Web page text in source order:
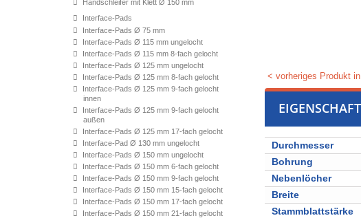
Handschleifer mit Klett Ø 150 mm
Interface-Pads
Interface-Pads Ø 75 mm
Interface-Pads Ø 115 mm ungelocht
Interface-Pads Ø 115 mm 8-fach gelocht
Interface-Pads Ø 125 mm ungelocht
Interface-Pads Ø 125 mm 8-fach gelocht
Interface-Pads Ø 125 mm 9-fach gelocht
innen
Interface-Pads Ø 125 mm 9-fach gelocht
außen
Interface-Pads Ø 125 mm 17-fach gelocht
Interface-Pad Ø 130 mm ungelocht
Interface-Pads Ø 150 mm ungelocht
Interface-Pads Ø 150 mm 6-fach gelocht
Interface-Pads Ø 150 mm 9-fach gelocht
Interface-Pads Ø 150 mm 15-fach gelocht
Interface-Pads Ø 150 mm 17-fach gelocht
Interface-Pads Ø 150 mm 21-fach gelocht
< vorheriges Produkt
Durchmesser
Bohrung
Nebenlöcher
Breite
Stammblattstärke